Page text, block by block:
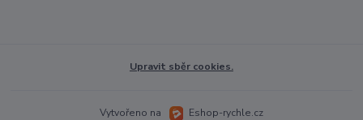
Upravit sběr cookies.
Vytvořeno na Eshop-rychle.cz